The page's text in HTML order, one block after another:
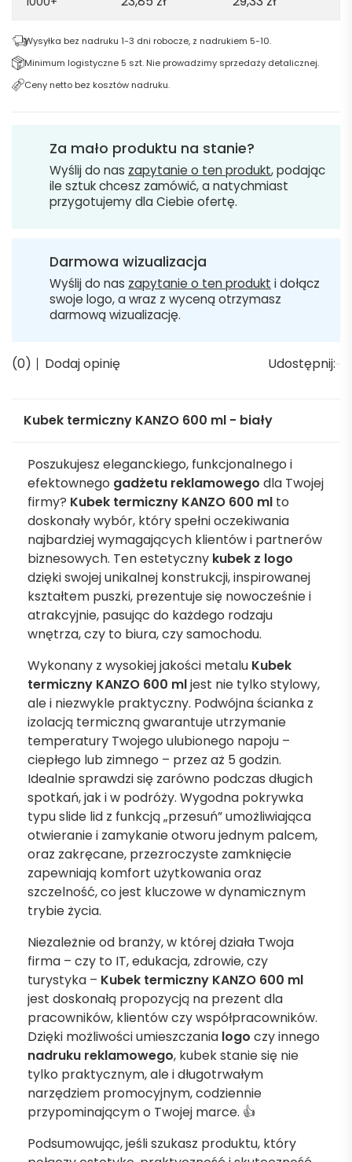
Wysyłka bez nadruku 1-3 dni robocze, z nadrukiem 5-10.
Minimum logistyczne 5 szt. Nie prowadzimy sprzedaży detalicznej.
Ceny netto bez kosztów nadruku.
Za mało produktu na stanie?
Wyślij do nas zapytanie o ten produkt, podając
ile sztuk chcesz zamówić, a natychmiast
przygotujemy dla Ciebie ofertę.
Darmowa wizualizacja
Wyślij do nas zapytanie o ten produkt i dołącz
swoje logo, a wraz z wyceną otrzymasz
darmową wizualizację.
(0) Dodaj opinię Udostępnij:
Kubek termiczny KANZO 600 ml - biały
Poszukujesz eleganckiego, funkcjonalnego i
efektownego gadżetu reklamowego dla Twojej
firmy? Kubek termiczny KANZO 600 ml to
doskonały wybór, który spełni oczekiwania
najbardziej wymagających klientów i partnerów
biznesowych. Ten estetyczny kubek z logo
dzięki swojej unikalnej konstrukcji, inspirowanej
kształtem puszki, prezentuje się nowocześnie i
atrakcyjnie, pasując do każdego rodzaju
wnętrza, czy to biura, czy samochodu.
Wykonany z wysokiej jakości metalu Kubek
termiczny KANZO 600 mljest nie tylko stylowy,
ale i niezwykle praktyczny. Podwójna ścianka z
izolacją termiczną gwarantuje utrzymanie
temperatury Twojego ulubionego napoju –
ciepłego lub zimnego – przez aż 5 godzin.
Idealnie sprawdzi się zarówno podczas długich
spotkań, jak i w podróży. Wygodna pokrywka
typu slide lid z funkcją „przesuń” umożliwiająca
otwieranie i zamykanie otworu jednym palcem,
oraz zakręcane, przezroczyste zamknięcie
zapewniają komfort użytkowania oraz
szczelność, co jest kluczowe w dynamicznym
trybie życia.
Niezależnie od branży, w której działa Twoja
firma – czy to IT, edukacja, zdrowie, czy
turystyka – Kubek termiczny KANZO 600 ml
jest doskonałą propozycją na prezent dla
pracowników, klientów czy współpracowników.
Dzięki możliwości umieszczania logo czy innego
nadruku reklamowego, kubek stanie się nie
tylko praktycznym, ale i długotrwałym
narzędziem promocyjnym, codziennie
przypominającym o Twojej marce. 👍
Podsumowując, jeśli szukasz produktu, który